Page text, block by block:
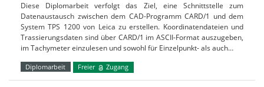
Diese Diplomarbeit verfolgt das Ziel, eine Schnittstelle zum
Datenaustausch zwischen dem CAD-Programm CARD/1 und dem
System TPS 1200 von Leica zu erstellen. Koordinatendateien und
Trassierungsdaten sind über CARD/1 im ASCII-Format auszugeben,
im Tachymeter einzulesen und sowohl für Einzelpunkt- als auch…
Diplomarbeit Freier Zugang